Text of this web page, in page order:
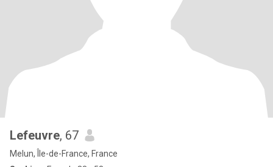
Lefeuvre, 67
Melun, Île-de-France, France